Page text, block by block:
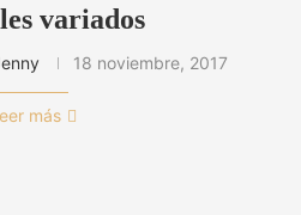
variados
18 noviembre, 2017
más